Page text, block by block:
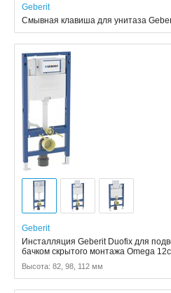
Geberit
Смывная клавиша для унитаза
Geberit
Инсталляция Geberit Duofix для
бачком скрытого монтажа Omega
Высота: 82, 98, 112 мм